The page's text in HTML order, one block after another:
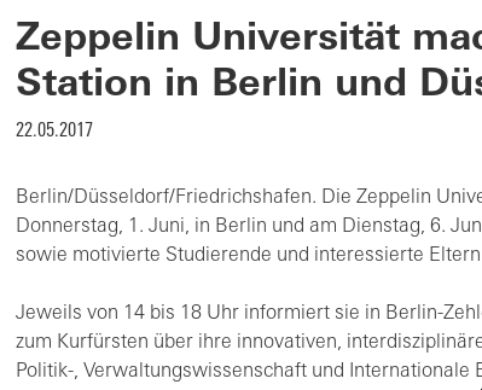
Zeppelin Universität
Station in Berlin und
22.05.2017
Berlin/Düsseldorf/Friedrichshafen. Die Zeppelin
Donnerstag, 1. Juni, in Berlin und am Dienstag, 6.
sowie motivierte Studierende und interessierte
Jeweils von 14 bis 18 Uhr informiert sie in Berlin-
zum Kurfürsten über ihre innovativen,
Politik-, Verwaltungswissenschaft und